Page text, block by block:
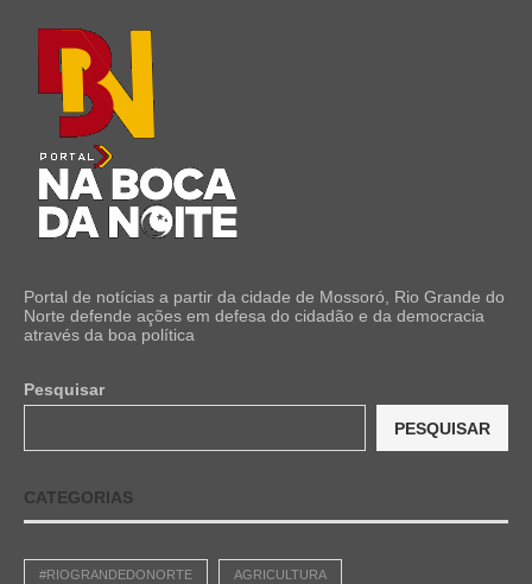
Portal de notícias a partir da cidade de Mossoró, Rio Grande do
Norte defende ações em defesa do cidadão e da democracia
através da boa política
Pesquisar
PESQUISAR
CATEGORIAS
#RIOGRANDEDONORTE AGRICULTURA